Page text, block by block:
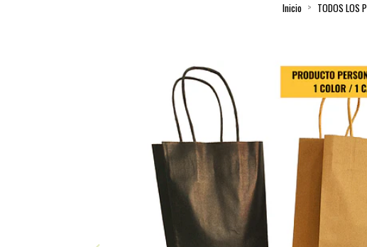
Inicio TODOS LOS